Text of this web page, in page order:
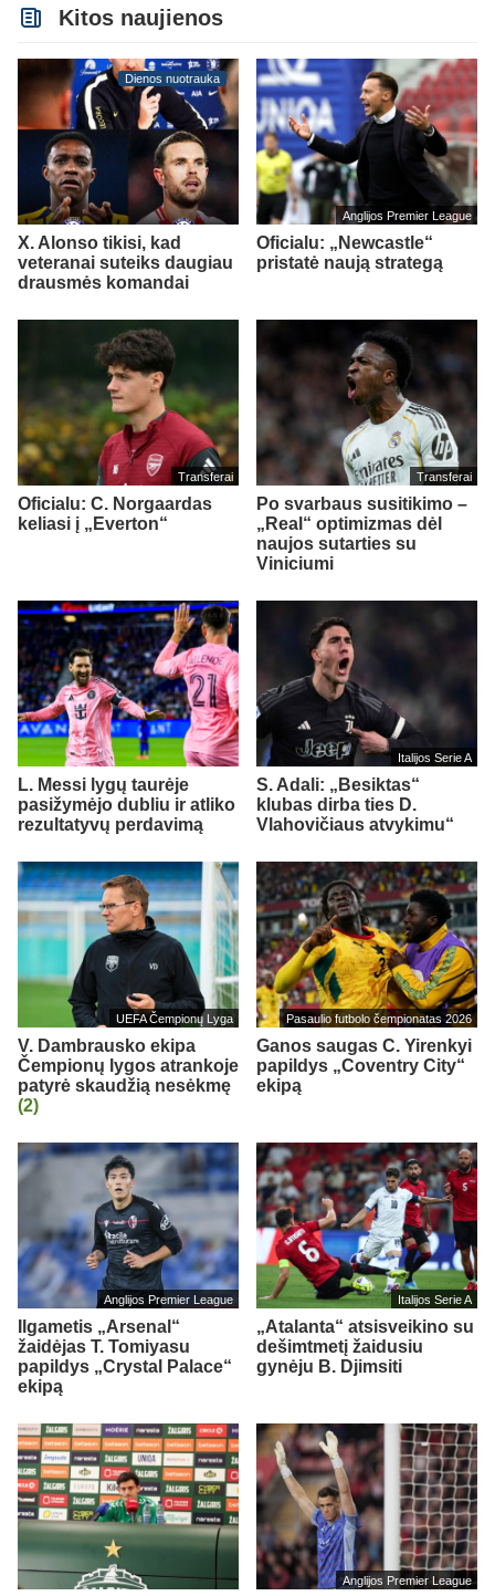
Kitos naujienos
Dienos nuotrauka
X. Alonso tikisi, kad
veteranai suteiks daugiau
drausmės komandai
Anglijos Premier League
Oficialu: „Newcastle“
pristatė naują strategą
Transferai
Oficialu: C. Norgaardas
keliasi į „Everton“
Transferai
Po svarbaus susitikimo –
„Real“ optimizmas dėl
naujos sutarties su
Viniciumi
L. Messi lygų taurėje
pasižymėjo dubliu ir atliko
rezultatyvų perdavimą
Italijos Serie A
S. Adali: „Besiktas“
klubas dirba ties D.
Vlahovičiaus atvykimu“
UEFA Čempionų Lyga
V. Dambrausko ekipa
Čempionų lygos atrankoje
patyrė skaudžią nesėkmę
(2)
Pasaulio futbolo čempionatas 2026
Ganos saugas C. Yirenkyi
papildys „Coventry City“
ekipą
Anglijos Premier League
Ilgametis „Arsenal“
žaidėjas T. Tomiyasu
papildys „Crystal Palace“
ekipą
Italijos Serie A
„Atalanta“ atsisveikino su
dešimtmetį žaidusiu
gynėju B. Djimsiti
Anglijos Premier League